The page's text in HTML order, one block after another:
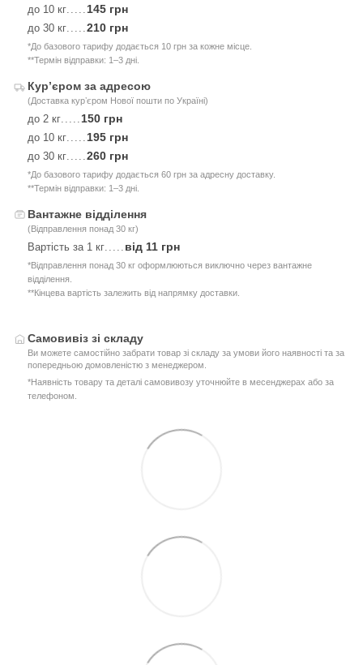
до 10 кг..... 145 грн
до 30 кг.....210 грн
*До базового тарифу додається 10 грн за кожне місце.
**Термін відправки: 1–3 дні.
Курʼєром за адресою
(Доставка курʼєром Нової пошти по Україні)
до 2 кг..... 150 грн
до 10 кг..... 195 грн
до 30 кг.....260 грн
*До базового тарифу додається 60 грн за адресну доставку.
**Термін відправки: 1–3 дні.
Вантажне відділення
(Відправлення понад 30 кг)
Вартість за 1 кг..... від 11 грн
*Відправлення понад 30 кг оформлюються виключно через вантажне
відділення.
**Кінцева вартість залежить від напрямку доставки.
Самовивіз зі складу
Ви можете самостійно забрати товар зі складу за умови його наявності та за
попередньою домовленістю з менеджером.
*Наявність товару та деталі самовивозу уточнюйте в месенджерах або за
телефоном.